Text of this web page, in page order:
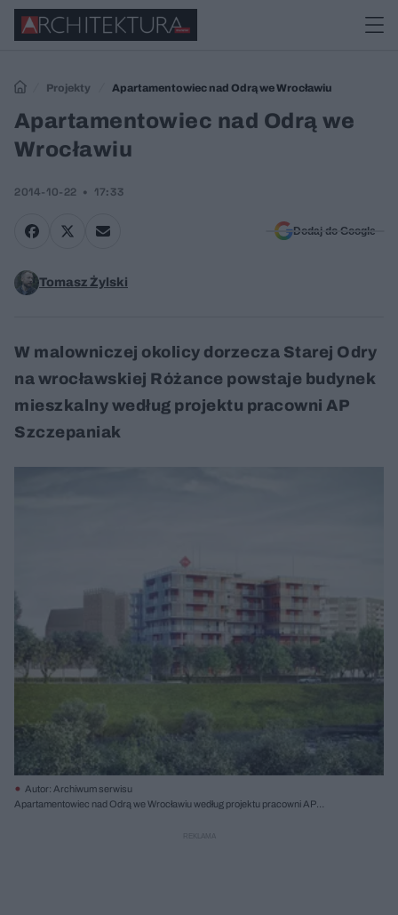
Projekty Apartamentowiec nad Odrą we Wrocławiu
Apartamentowiec nad Odrą we
Wrocławiu
2014-10-22 17:33
Dodaj do Google
Tomasz Żylski
W malowniczej okolicy dorzecza Starej Odry
na wrocławskiej Różance powstaje budynek
mieszkalny według projektu pracowni AP
Szczepaniak
Autor: Archiwum serwisu
Apartamentowiec nad Odrą we Wrocławiu według projektu pracowni AP